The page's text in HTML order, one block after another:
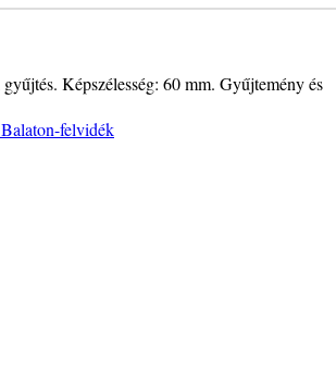
Képszélesség: 60 mm. Gyűjtemény és
felvidék